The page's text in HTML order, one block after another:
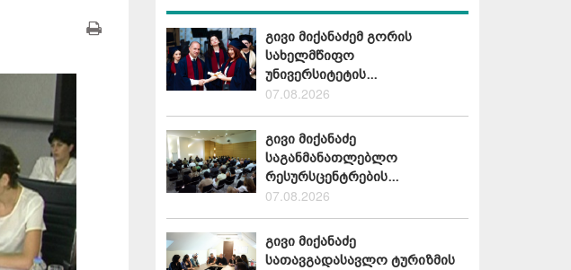
გივი მიქანაძემ გორის
სახელმწიფო
უნივერსიტეტის...
07.08.2026
გივი მიქანაძე
საგანმანათლებლო
რესურსცენტრების...
07.08.2026
გივი მიქანაძე
სათავგადასავლო ტურიზმის